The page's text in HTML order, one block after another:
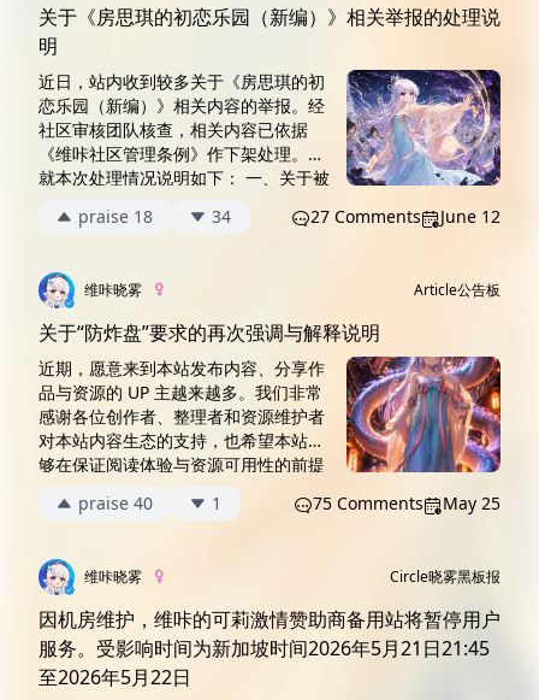
关于《房思琪的初恋乐园（新编）》相关举报的处理说
明
近日，站内收到较多关于《房思琪的初
恋乐园（新编）》相关内容的举报。经
社区审核团队核查，相关内容已依据
《维咔社区管理条例》作下架处理。现
就本次处理情况说明如下： 一、关于被
题材，且其标题、内容包装及传播语境
不对原作、正常阅读行为或严肃文学讨
论作扩大化判断。本次处理仅针对站内
具体发布内容及其呈现方式。根据《维
咔社区管理...
praise 18 34 27 Comments June 12
维咔晓雾 Article公告板
关于“防炸盘”要求的再次强调与解释说明
近期，愿意来到本站发布内容、分享作
品与资源的 UP 主越来越多。我们非常
感谢各位创作者、整理者和资源维护者
对本站内容生态的支持，也希望本站能
够在保证阅读体验与资源可用性的前提
下，为大家提供一个更稳定、更长期、
更方便的内容分享环境。 因此，现对本
求，再次作出强调和解释说明。 一、涉
及非全年龄文件资源分享的文章，必须
携带有效“防炸盘”链接 凡是文章中包
含...
praise 40 1 75 Comments May 25
维咔晓雾 Circle晓雾黑板报
因机房维护，维咔的可莉激情赞助商备用站将暂停用户
服务。受影响时间为新加坡时间2026年5月21日21:45
至2026年5月22日